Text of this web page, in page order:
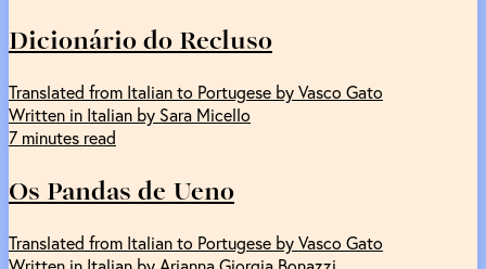
Dicionário do Recluso
Translated from Italian to Portugese by Vasco Gato
Written in Italian by Sara Micello
7 minutes read
Os Pandas de Ueno
Translated from Italian to Portugese by Vasco Gato